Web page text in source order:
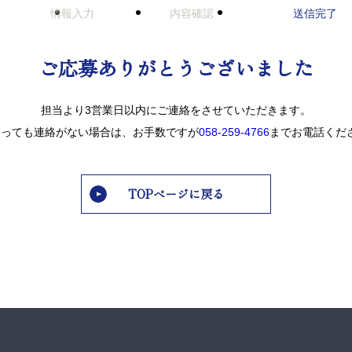
情報入力 内容確認 送信完了
ご応募ありがとうございました
担当より3営業日以内に ご連絡をさせていただきます。
ても連絡がない場合は、 お手数ですが058-259-4766までお電話くだ
TOPページに戻る